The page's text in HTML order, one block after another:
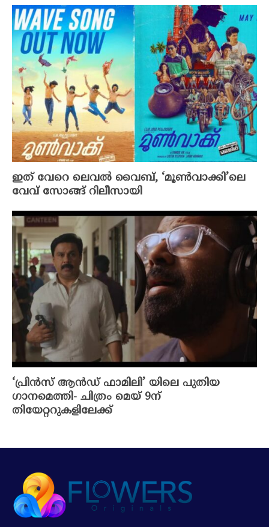
ഇത് വേറെ ലെവൽ വൈബ്, ‘മൂൺവാക്കി’ലെ
വേവ് സോങ്ങ് റിലീസായി
‘പ്രിൻസ് ആൻഡ് ഫാമിലി’ യിലെ പുതിയ
ഗാനമെത്തി- ചിത്രം മെയ്‌ 9ന്
തിയേറ്ററുകളിലേക്ക്